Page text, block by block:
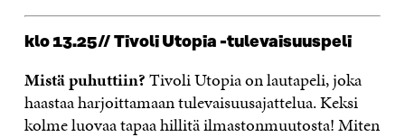
klo 13.25// Tivoli Utopia -tulevaisuuspeli
Mistä puhuttiin?Tivoli Utopia on lautapeli, joka
haastaa harjoittamaan tulevaisuusajattelua. Keksi
kolme luovaa tapaa hillitä ilmastonmuutosta! Miten